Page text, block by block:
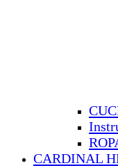
CARDINAL